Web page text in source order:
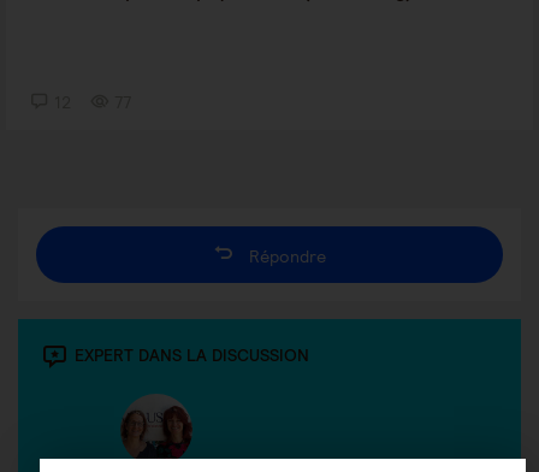
Répondre
EXPERT DANS LA DISCUSSION